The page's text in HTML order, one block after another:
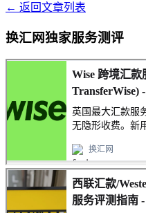
← 返回文章列表
换汇网独家服务测评